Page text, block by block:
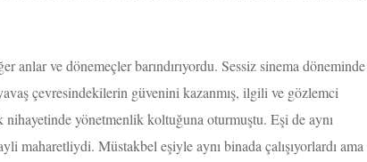
ve dönemeçler barındırıyordu. Sessiz sinema döneminde
çevresindekilerin güvenini kazanmış, ilgili ve gözlemci
nihayetinde yönetmenlik koltuğuna oturmuştu. Eşi de aynı
Müstakbel eşiyle aynı binada çalışıyorlardı ama